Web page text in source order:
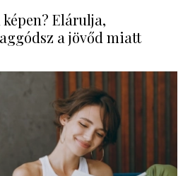
Elárulja,
a jövőd miatt